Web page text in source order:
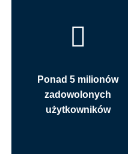
Ponad 5 milionów
zadowolonych
użytkowników